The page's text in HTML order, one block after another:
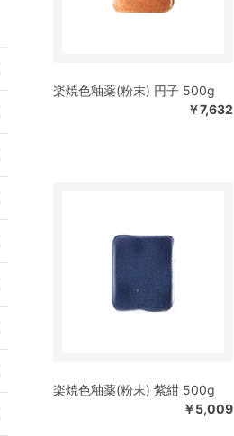
楽焼色釉薬(粉末) 円子 500g
￥7,632
楽焼色釉薬(粉末) 紫紺 500g
￥5,009